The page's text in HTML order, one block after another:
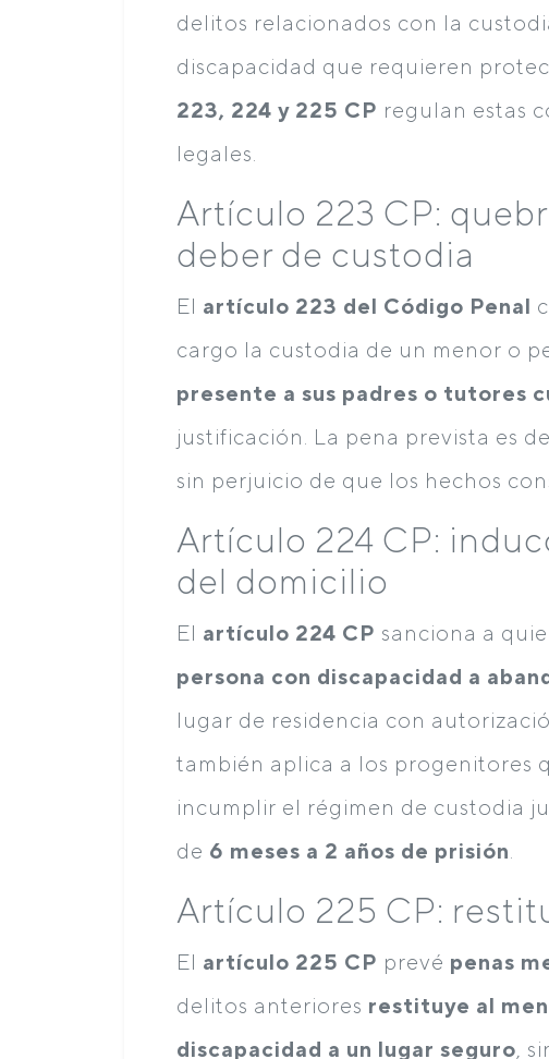
delitos relacionados con la
discapacidad que requieren
223, 224 y 225 CP regulan estas
legales.
Artículo 223 CP:
deber de custodia
El artículo 223 del Código Penal
cargo la custodia de un menor o
presente a sus padres o tutores
justificación. La pena prevista es de
sin perjuicio de que los hechos
Artículo 224 CP:
del domicilio
El artículo 224 CP sanciona a
persona con discapacidad a
lugar de residencia con
también aplica a los progenitores
incumplir el régimen de custodia
de 6 meses a 2 años de prisión
Artículo 225 CP:
El artículo 225 CP prevé penas
delitos anteriores restituye al
discapacidad a un lugar seguro ,